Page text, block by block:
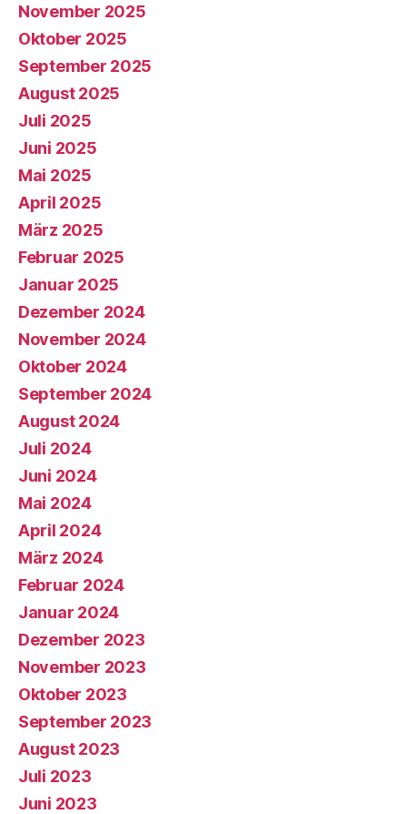
November 2025
Oktober 2025
September 2025
August 2025
Juli 2025
Juni 2025
Mai 2025
April 2025
März 2025
Februar 2025
Januar 2025
Dezember 2024
November 2024
Oktober 2024
September 2024
August 2024
Juli 2024
Juni 2024
Mai 2024
April 2024
März 2024
Februar 2024
Januar 2024
Dezember 2023
November 2023
Oktober 2023
September 2023
August 2023
Juli 2023
Juni 2023